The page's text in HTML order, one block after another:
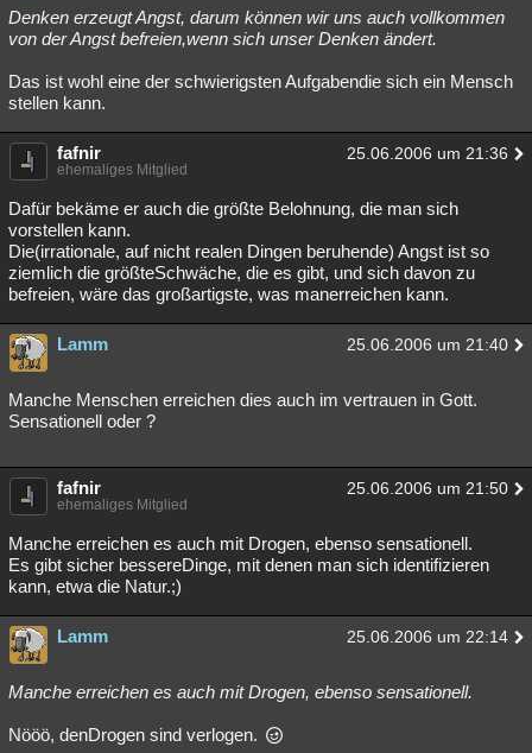
Denken erzeugt Angst, darum können wir uns auch vollkommen
von der Angst befreien,wenn sich unser Denken ändert.
Das ist wohl eine der schwierigsten Aufgabendie sich ein Mensch
stellen kann.
fafnir 25.06.2006 um 21:36
ehemaliges Mitglied
Dafür bekäme er auch die größte Belohnung, die man sich
vorstellen kann.
Die(irrationale, auf nicht realen Dingen beruhende) Angst ist so
ziemlich die größteSchwäche, die es gibt, und sich davon zu
befreien, wäre das großartigste, was manerreichen kann.
Lamm 25.06.2006 um 21:40
Manche Menschen erreichen dies auch im vertrauen in Gott.
Sensationell oder ?
fafnir 25.06.2006 um 21:50
ehemaliges Mitglied
Manche erreichen es auch mit Drogen, ebenso sensationell.
Es gibt sicher bessereDinge, mit denen man sich identifizieren
kann, etwa die Natur.;)
Lamm 25.06.2006 um 22:14
Manche erreichen es auch mit Drogen, ebenso sensationell.
Nööö, denDrogen sind verlogen.